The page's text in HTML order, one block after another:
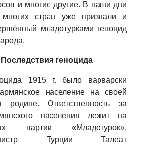
и многие другие. В наши дни
многих стран уже признали и
младотурками геноцид
Последствия геноцида
1915 г. было варварски
население на своей
родине. Ответственность за
населения лежит на
партии «Младотурок».
Турции Талеат